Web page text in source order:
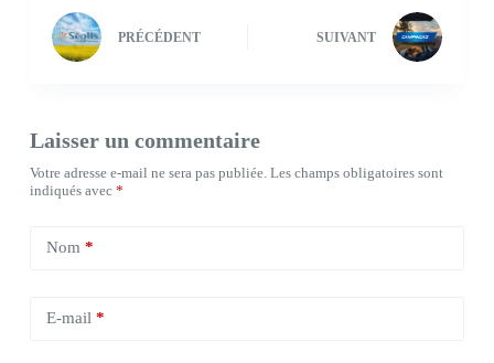
PRÉCÉDENT SUIVANT
Laisser un commentaire
Votre adresse e-mail ne sera pas publiée. Les champs obligatoires sont
indiqués avec *
Nom*
E-mail*